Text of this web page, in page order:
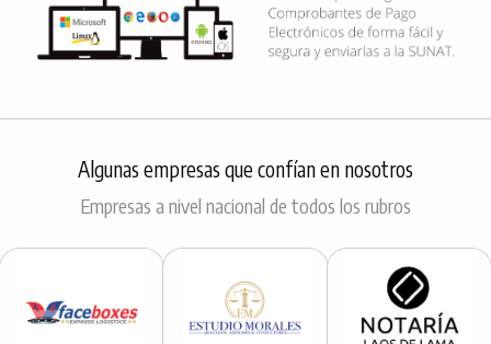
Algunas empresas que confían en nosotros
Empresas a nivel nacional de todos los rubros